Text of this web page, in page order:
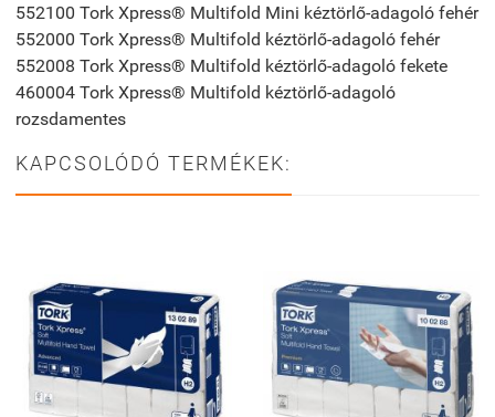
552100 Tork Xpress® Multifold Mini kéztörlő-adagoló fehér
552000 Tork Xpress® Multifold kéztörlő-adagoló fehér
552008 Tork Xpress® Multifold kéztörlő-adagoló fekete
460004 Tork Xpress® Multifold kéztörlő-adagoló
rozsdamentes
KAPCSOLÓDÓ TERMÉKEK: